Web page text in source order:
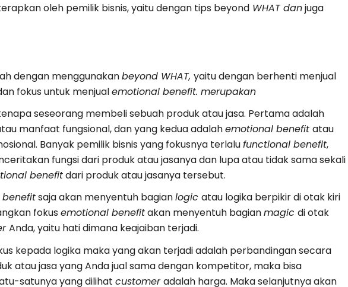
oleh pemilik bisnis, yaitu dengan tips beyond WHAT danjuga
dengan menggunakanbeyond WHAT, yaitu dengan berhenti menjual
fokus untuk menjualemotional benefit. merupakan
seseorang membeli sebuah produk atau jasa. Pertama adalah
manfaat fungsional, dan yang kedua adalahemotional benefit atau
Banyak pemilik bisnis yang fokusnya terlalufunctional benefit,
fungsi dari produk atau jasanya dan lupa atau tidak sama sekali
benefitdari produk atau jasanya tersebut.
saja akan menyentuh bagianlogic atau logika berpikir di otak kiri
fokus emotional benefitakan menyentuh bagianmagic di otak
Anda, yaitu hati dimana keajaiban terjadi.
kepada logika maka yang akan terjadi adalah perbandingan secara
atau jasa yang Anda jual sama dengan kompetitor, maka bisa
satunya yang dilihat customeradalah harga. Maka selanjutnya akan